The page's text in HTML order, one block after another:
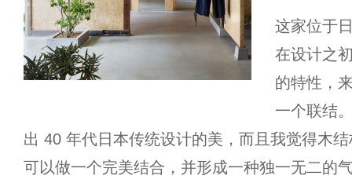
这家位于
在设计之
的特性，
一个联结
出 40 年代日本传统设计的美，而且我觉得木
可以做一个完美结合，并形成一种独一无二的